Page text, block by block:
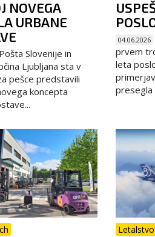
NOVEGA
URBANE
Pošta Slovenije in
Ljubljana sta v
pešce predstavili
koncepta
04.06.2026
prvem
leta
presegla
Letalstvo